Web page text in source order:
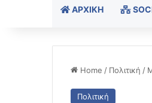
ΑΡΧΙΚΉ
Home / Πολιτική /
Πολιτική